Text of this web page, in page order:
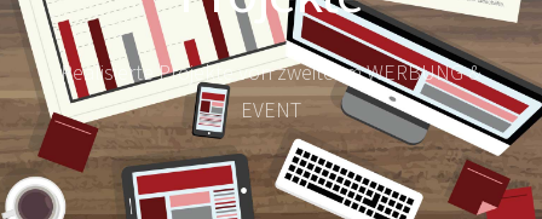
Realisierte Projekte von zweiteam WERBUNG &
EVENT